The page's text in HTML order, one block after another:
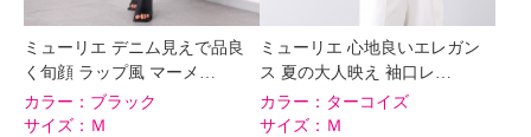
ミューリエ デニム見えで品良
く旬顔 ラップ風 マーメ…
カラー： ブラック
サイズ： Ｍ
ミューリエ 心地良いエレガン
ス 夏の大人映え 袖口レ…
カラー： ターコイズ
サイズ： Ｍ